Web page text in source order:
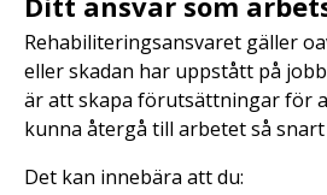
Rehabiliteringsansvaret gäller
eller skadan har uppstått på
är att skapa förutsättningar för
kunna återgå till arbetet så
Det kan innebära att du: